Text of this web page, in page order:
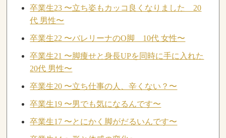
卒業生23 〜立ち姿もカッコ良くなりました 20
代 男性〜
卒業生22 〜バレリーナのO脚 10代 女性〜
卒業生21 〜脚痩せと身長UPを同時に手に入れた
20代 男性〜
卒業生20 〜立ち仕事の人、辛くない？〜
卒業生19 〜男でも気になるんです〜
卒業生17 〜とにかく脚がだるいんです〜